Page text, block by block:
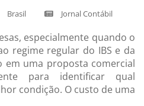
Brasil Jornal Contábil
especialmente quando o
regime regular do IBS e da
em uma proposta comercial
para identificar qual
condição. O custo de uma